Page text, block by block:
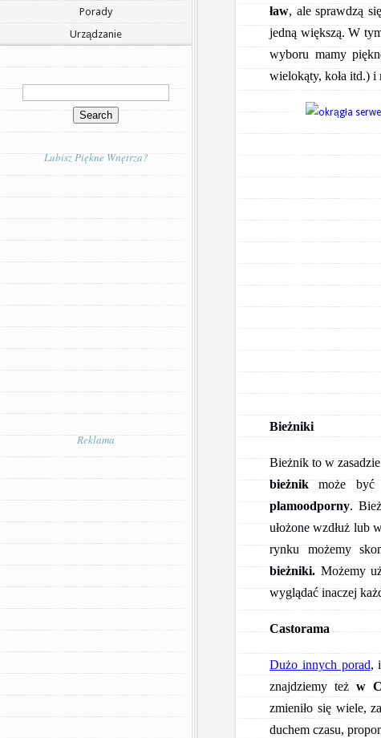
Porady
Urządzanie
Lubisz Piękne Wnętrza?
Reklama
ław, ale sprawdzą
jedną większą. W
wyboru mamy
wielokąty, koła itd.) i
Bieżniki
Bieżnik to w
bieżnik może być
plamoodporny.
ułożone wzdłuż lub
rynku możemy
bieżniki. Możemy
wyglądać inaczej
Castorama
Dużo innych porad,
znajdziemy teżw
zmieniło się wiele,
duchem czasu,